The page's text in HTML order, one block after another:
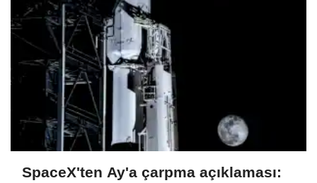
SpaceX'ten Ay'a çarpma açıklaması: